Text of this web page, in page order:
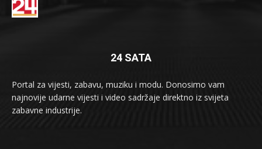
24 SATA
Portal za vijesti, zabavu, muziku i modu. Donosimo vam
najnovije udarne vijesti i video sadržaje direktno iz svijeta
zabavne industrije.